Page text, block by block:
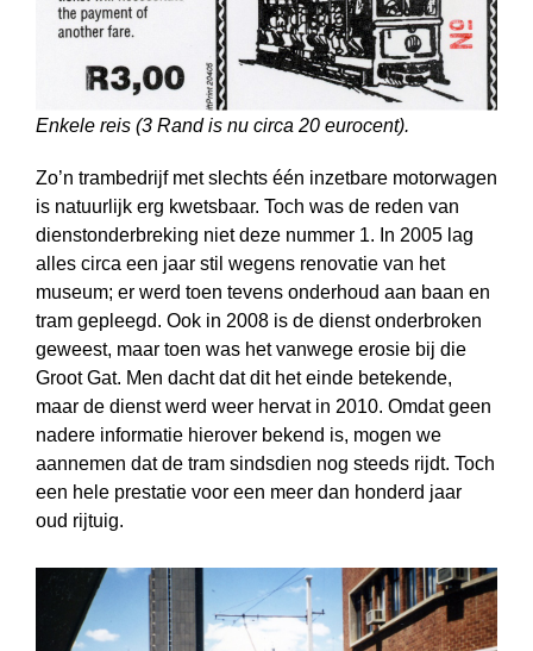
Enkele reis (3 Rand is nu circa 20 eurocent).
Zo’n trambedrijf met slechts één inzetbare motorwagen
is natuurlijk erg kwets­baar. Toch was de reden van
dienstonderbreking niet deze nummer 1. In 2005 lag
alles circa een jaar stil wegens renovatie van het
museum; er werd toen tevens onderhoud aan baan en
tram gepleegd. Ook in 2008 is de dienst onderbroken
geweest, maar toen was het vanwege erosie bij die
Groot Gat. Men dacht dat dit het einde betekende,
maar de dienst werd weer hervat in 2010. Omdat geen
nadere informatie hierover bekend is, mogen we
aannemen dat de tram sindsdien nog steeds rijdt. Toch
een hele prestatie voor een meer dan honderd jaar
oud rijtuig.